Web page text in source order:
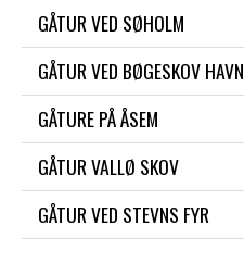
GÅTUR VED SØHOLM
GÅTUR VED BØGESKOV HAVN
GÅTURE PÅ ÅSEM
GÅTUR VALLØ SKOV
GÅTUR VED STEVNS FYR